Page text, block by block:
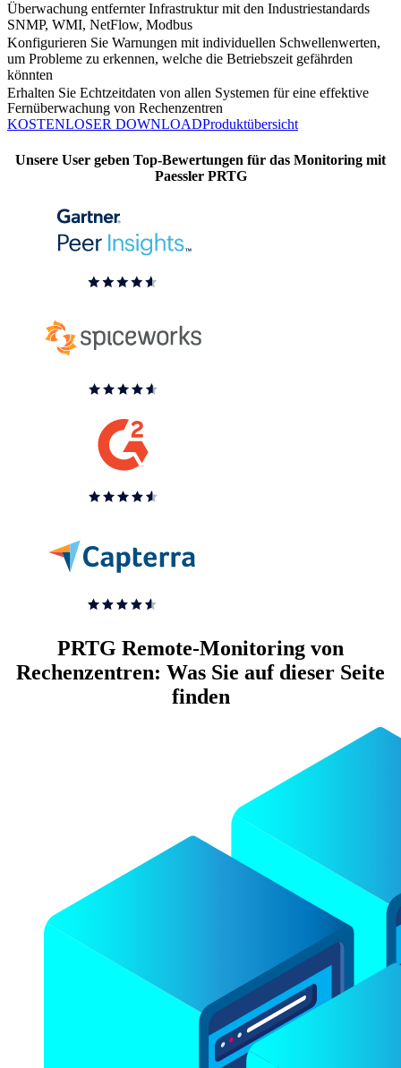
Überwachung entfernter Infrastruktur mit den Industriestandards
SNMP, WMI, NetFlow, Modbus
Konfigurieren Sie Warnungen mit individuellen Schwellenwerten,
um Probleme zu erkennen, welche die Betriebszeit gefährden
könnten
Erhalten Sie Echtzeitdaten von allen Systemen für eine effektive
Fernüberwachung von Rechenzentren
KOSTENLOSER DOWNLOADProduktübersicht
Unsere User geben Top-Bewertungen für das Monitoring mit
Paessler PRTG
PRTG Remote-Monitoring von
Rechenzentren: Was Sie auf dieser Seite
finden